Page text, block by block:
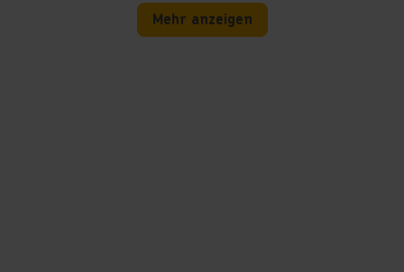
Mehr anzeigen